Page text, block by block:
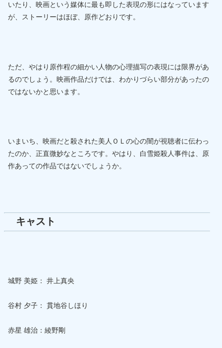
いたり、映画という媒体に最も即した表現の形にはなっています
が、ストーリーはほぼ、原作どおりです。
ただ、やはり原作程の細かい人物の心理描写の表現には限界があ
るのでしょう。映画作品だけでは、わかりづらい部分があったの
ではないかと思います。
いまいち、映画だと殺された美人ＯＬの心の闇が視聴者に伝わっ
たのか、正直微妙なところです。やはり、白雪姫殺人事件は、原
作あっての作品ではないでしょうか。
キャスト
城野 美姫： 井上真央
谷村 夕子： 貫地谷しほり
赤星 雄治：綾野剛